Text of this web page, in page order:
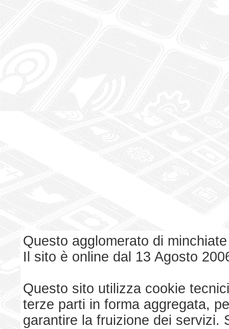
Questo agglomerato di
Il sito è online dal 13 Agosto
Questo sito utilizza cookie
terze parti in forma aggregata,
garantire la fruizione dei servizi.